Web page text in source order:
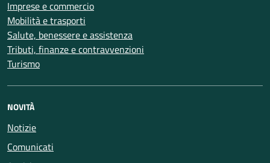
Imprese e commercio
Mobilità e trasporti
Salute, benessere e assistenza
Tributi, finanze e contravvenzioni
Turismo
NOVITÀ
Notizie
Comunicati